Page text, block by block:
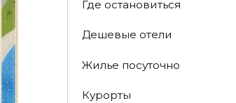
Где остановиться
Дешевые отели
Жилье посуточно
Курорты